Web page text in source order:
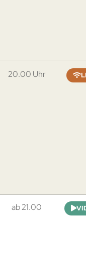
20.00 Uhr
ab 21.00